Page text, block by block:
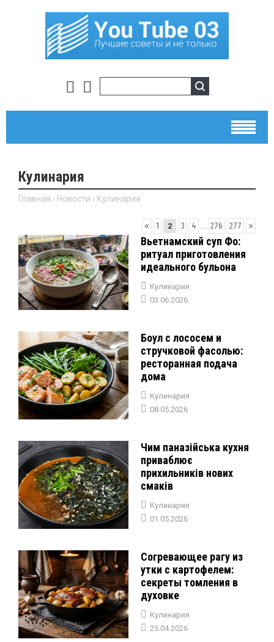
Кулинария
Главная › Новости › Кулинария
« 1 2 3 4 276 277 »
Вьетнамский суп Фо:
ритуал приготовления
идеального бульона
Кулинария
03.06.2026
Боул с лососем и
стручковой фасолью:
ресторанная подача
дома
Кулинария
08.05.2026
Чим паназійська кухня
приваблює
прихильників нових
смаків
Кулинария
01.05.2026
Согревающее рагу из
утки с картофелем:
секреты томления в
духовке
Кулинария
25.04.2026